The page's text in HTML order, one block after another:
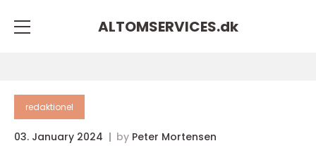
ALTOMSERVICES.dk
redaktionel
03. January 2024 by Peter Mortensen